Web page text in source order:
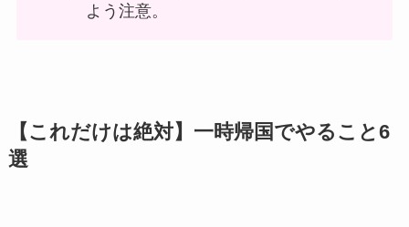
よう注意。
【これだけは絶対】一時帰国でやること6
選